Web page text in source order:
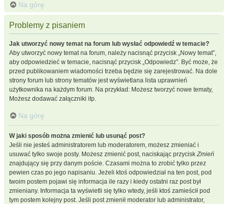
Na górę
Problemy z pisaniem
Jak utworzyć nowy temat na forum lub wysłać odpowiedź w temacie?
Aby utworzyć nowy temat na forum, należy nacisnąć przycisk „Nowy temat”,
aby odpowiedzieć w temacie, nacisnąć przycisk „Odpowiedz”. Być może, że
przed publikowaniem wiadomości trzeba będzie się zarejestrować. Na dole
strony forum lub strony tematów jest wyświetlana lista uprawnień
użytkownika na każdym forum. Na przykład: Możesz tworzyć nowe tematy,
Możesz dodawać załączniki itp.
Na górę
W jaki sposób można zmienić lub usunąć post?
Jeśli nie jesteś administratorem lub moderatorem, możesz zmieniać i
usuwać tylko swoje posty. Możesz zmienić post, naciskając przyciskZmień
znajdujący się przy danym poście. Czasami można to zrobić tylko przez
pewien czas po jego napisaniu. Jeżeli ktoś odpowiedział na ten post, pod
twoim postem pojawi się informacja ile razy i kiedy ostatni raz post był
zmieniany. Informacja ta wyświetli się tylko wtedy, jeśli ktoś zamieścił pod
tym postem kolejny post. Jeśli post zmienił moderator lub administrator,